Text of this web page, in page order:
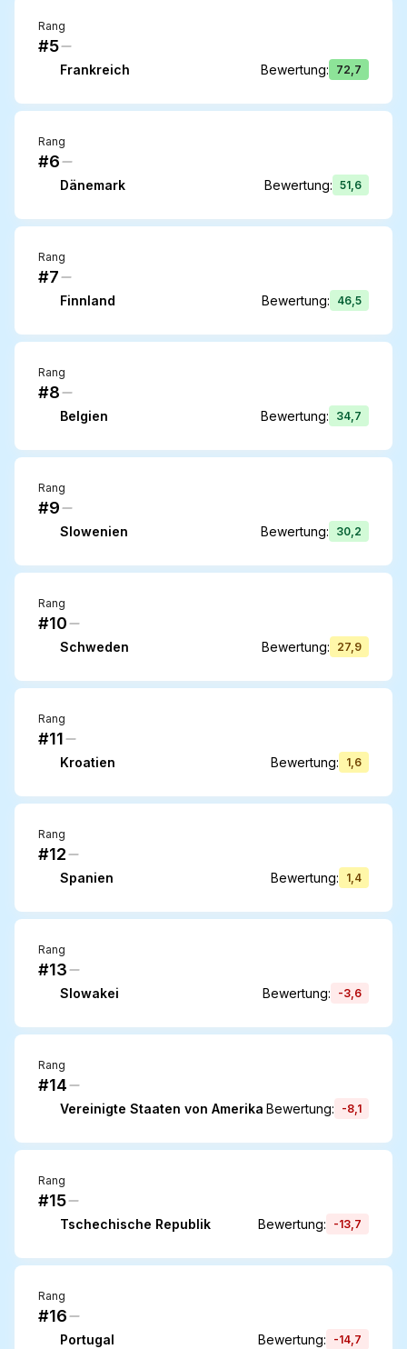
Rang
#5
Frankreich Bewertung: 72,7
Rang
#6
Dänemark Bewertung: 51,6
Rang
#7
Finnland Bewertung: 46,5
Rang
#8
Belgien Bewertung: 34,7
Rang
#9
Slowenien Bewertung: 30,2
Rang
#10
Schweden Bewertung: 27,9
Rang
#11
Kroatien Bewertung: 1,6
Rang
#12
Spanien Bewertung: 1,4
Rang
#13
Slowakei Bewertung: -3,6
Rang
#14
Vereinigte Staaten von Amerika Bewertung: -8,1
Rang
#15
Tschechische Republik Bewertung: -13,7
Rang
#16
Portugal Bewertung: -14,7